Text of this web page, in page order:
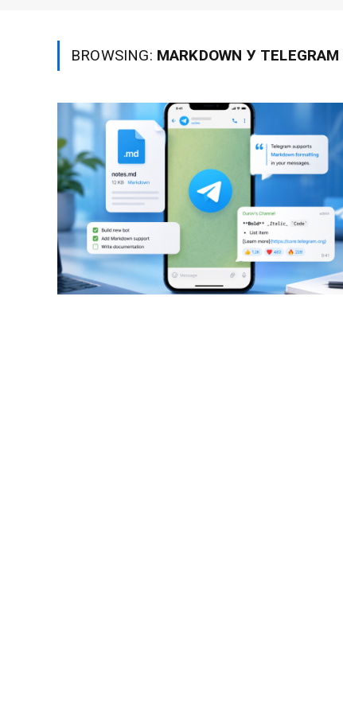
BROWSING: MARKDOWN У TELEGRAM